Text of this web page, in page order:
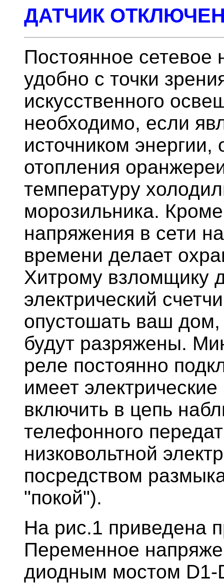
ДАТЧИК
Постоянное сетевое
удобно с точки
искусственного
необходимо, если
источником
отопления
температуру
морозильника. Кроме
напряжения в сети
времени делает
Хитрому взломщику
электрический
опустошать ваш дом,
будут разряжены.
реле постоянно
имеет
включить в цепь
телефонного
низковольтной
посредством
"покой").
На рис.1 приведена
Переменное
диодным мостом D1-